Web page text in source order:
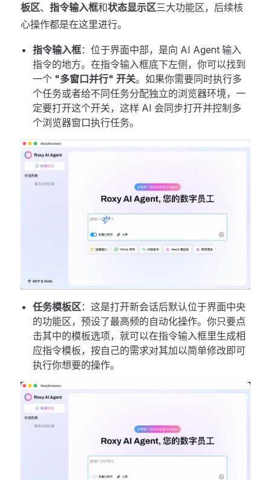
板区、 指令输入框和状态显示区三大功能区，后续核
心操作都是在这里进行。
指令输入框：位于界面中部，是向 AI Agent 输入
指令的地方。在指令输入框底下左侧，你可以找到
一个 "多窗口并行" 开关。如果你需要同时执行多
个任务或者给不同任务分配独立的浏览器环境，一
定要打开这个开关，这样 AI 会同步打开并控制多
个浏览器窗口执行任务。
任务模板区：这是打开新会话后默认位于界面中央
的功能区，预设了最高频的自动化操作。你只要点
击其中的模板选项，就可以在指令输入框里生成相
应指令模板，按自己的需求对其加以简单修改即可
执行你想要的操作。